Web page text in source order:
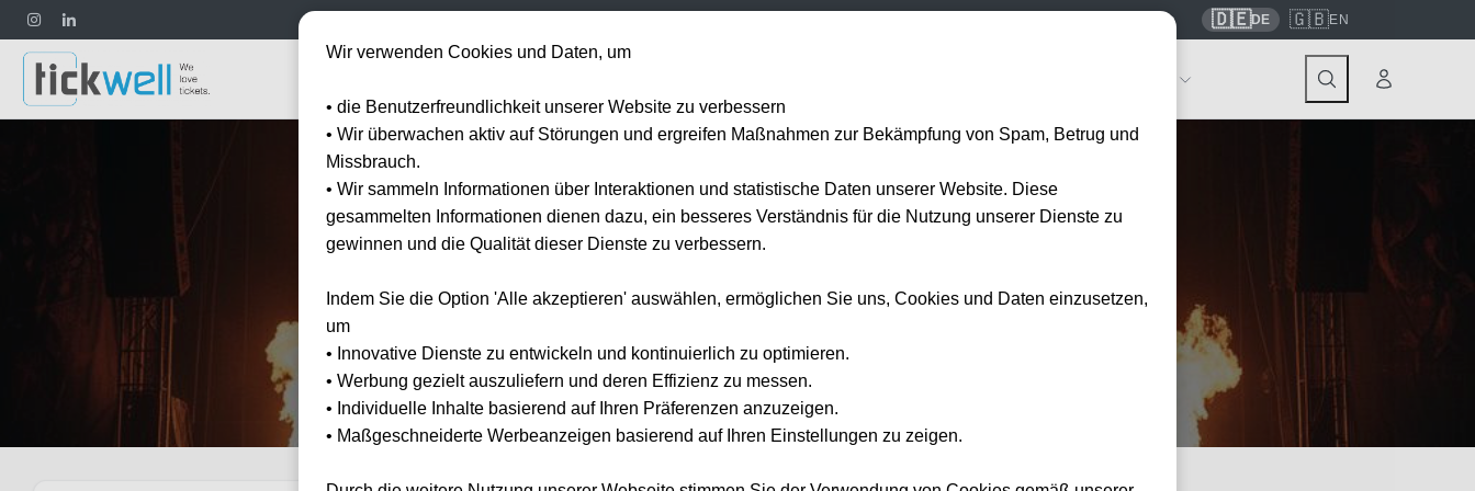
contact@tickwell-travel.de 🇩🇪DE 🇬🇧EN
Erleben Sie Bon Jovi live auf der Forever Tour — offizielle Tickets und Hotel-Pakete bei Tickwell.
Wir verwenden Cookies und Daten, um
• die Benutzerfreundlichkeit unserer Website zu verbessern
• Wir überwachen aktiv auf Störungen und ergreifen Maßnahmen zur Bekämpfung von Spam, Betrug und
Missbrauch.
• Wir sammeln Informationen über Interaktionen und statistische Daten unserer Website. Diese
gesammelten Informationen dienen dazu, ein besseres Verständnis für die Nutzung unserer Dienste zu
gewinnen und die Qualität dieser Dienste zu verbessern.
Indem Sie die Option 'Alle akzeptieren' auswählen, ermöglichen Sie uns, Cookies und Daten einzusetzen,
um
• Innovative Dienste zu entwickeln und kontinuierlich zu optimieren.
• Werbung gezielt auszuliefern und deren Effizienz zu messen.
• Individuelle Inhalte basierend auf Ihren Präferenzen anzuzeigen.
• Maßgeschneiderte Werbeanzeigen basierend auf Ihren Einstellungen zu zeigen.